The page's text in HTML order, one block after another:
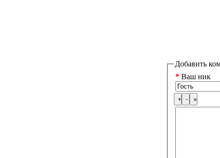
Добавить
* Ваш ник